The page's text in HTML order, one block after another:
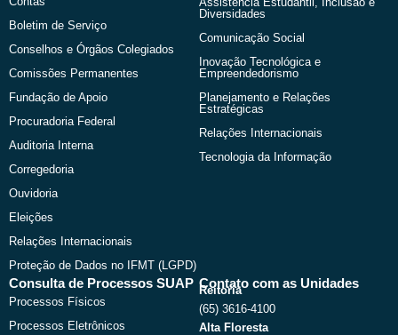
Boletim de Serviço
Conselhos e Órgãos Colegiados
Comissões Permanentes
Fundação de Apoio
Procuradoria Federal
Auditoria Interna
Corregedoria
Ouvidoria
Eleições
Relações Internacionais
Proteção de Dados no IFMT (LGPD)
Diversidades
Comunicação Social
Inovação Tecnológica e
Empreendedorismo
Planejamento e Relações
Estratégicas
Relações Internacionais
Tecnologia da Informação
Consulta de Processos SUAP
Processos Físicos
Processos Eletrônicos
Contato com as Unidades
Reitoria
(65) 3616-4100
Alta Floresta